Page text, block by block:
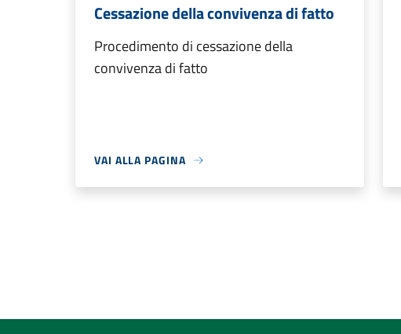
Cessazione della convivenza di fatto
Procedimento di cessazione della
convivenza di fatto
VAI ALLA PAGINA